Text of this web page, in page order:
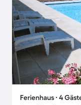
Ferienhaus ∙ 4